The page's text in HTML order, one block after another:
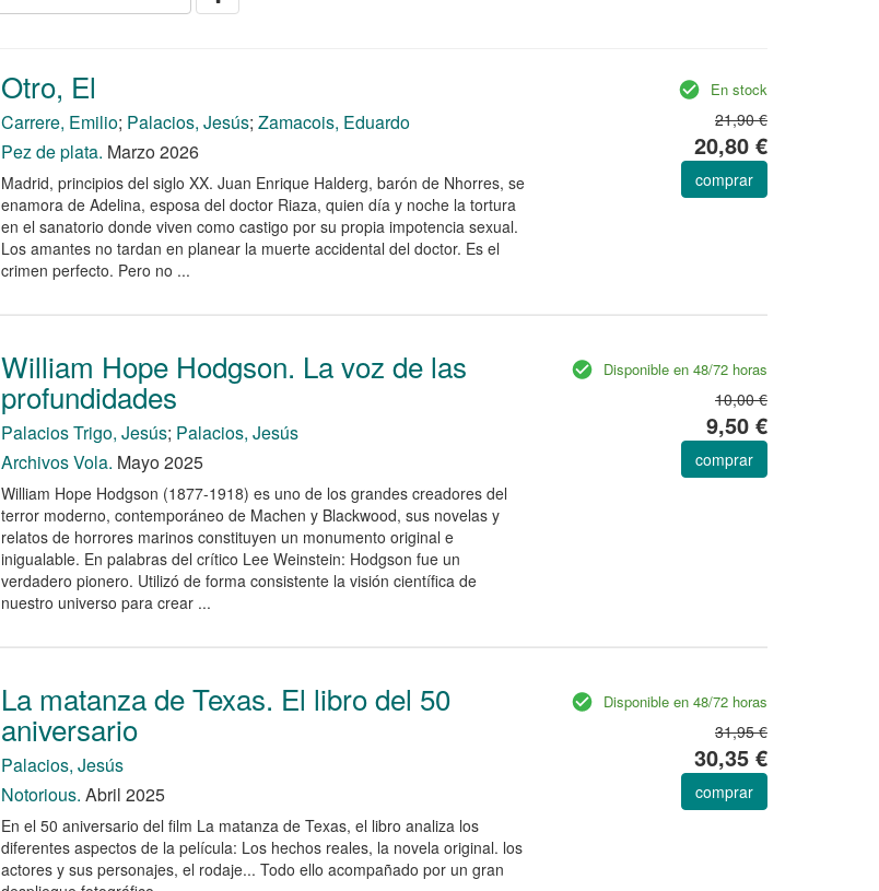
Otro, El
Carrere, Emilio; Palacios, Jesús; Zamacois, Eduardo
Pez de plata. Marzo 2026
Madrid, principios del siglo XX. Juan Enrique Halderg, barón de Nhorres, se
enamora de Adelina, esposa del doctor Riaza, quien día y noche la tortura
en el sanatorio donde viven como castigo por su propia impotencia sexual.
Los amantes no tardan en planear la muerte accidental del doctor. Es el
crimen perfecto. Pero no ...
En stock
21,90 €
20,80 €
comprar
William Hope Hodgson. La voz de las
profundidades
Palacios Trigo, Jesús; Palacios, Jesús
Archivos Vola. Mayo 2025
William Hope Hodgson (1877-1918) es uno de los grandes creadores del
terror moderno, contemporáneo de Machen y Blackwood, sus novelas y
relatos de horrores marinos constituyen un monumento original e
inigualable. En palabras del crítico Lee Weinstein: Hodgson fue un
verdadero pionero. Utilizó de forma consistente la visión científica de
nuestro universo para crear ...
Disponible en 48/72 horas
10,00 €
9,50 €
comprar
La matanza de Texas. El libro del 50
aniversario
Palacios, Jesús
Notorious. Abril 2025
En el 50 aniversario del film La matanza de Texas, el libro analiza los
diferentes aspectos de la película: Los hechos reales, la novela original. los
actores y sus personajes, el rodaje... Todo ello acompañado por un gran
Disponible en 48/72 horas
31,95 €
30,35 €
comprar